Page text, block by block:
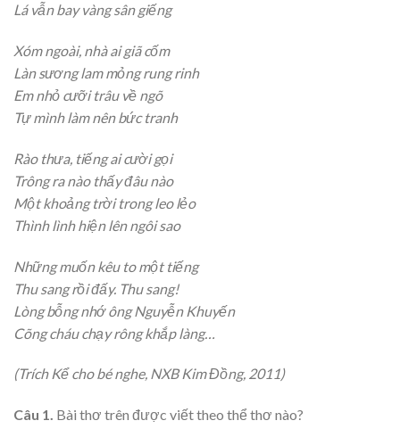
Lá vẫn bay vàng sân giếng
Xóm ngoài, nhà ai giã cốm
Làn sương lam mỏng rung rinh
Em nhỏ cưỡi trâu về ngõ
Tự mình làm nên bức tranh
Rào thưa, tiếng ai cười gọi
Trông ra nào thấy đâu nào
Một khoảng trời trong leo lẻo
Thình lình hiện lên ngôi sao
Những muốn kêu to một tiếng
Thu sang rồi đấy. Thu sang!
Lòng bỗng nhớ ông Nguyễn Khuyến
Cõng cháu chạy rông khắp làng…
(Trích Kể cho bé nghe, NXB Kim Đồng, 2011)
Câu 1. Bài thơ trên được viết theo thể thơ nào?